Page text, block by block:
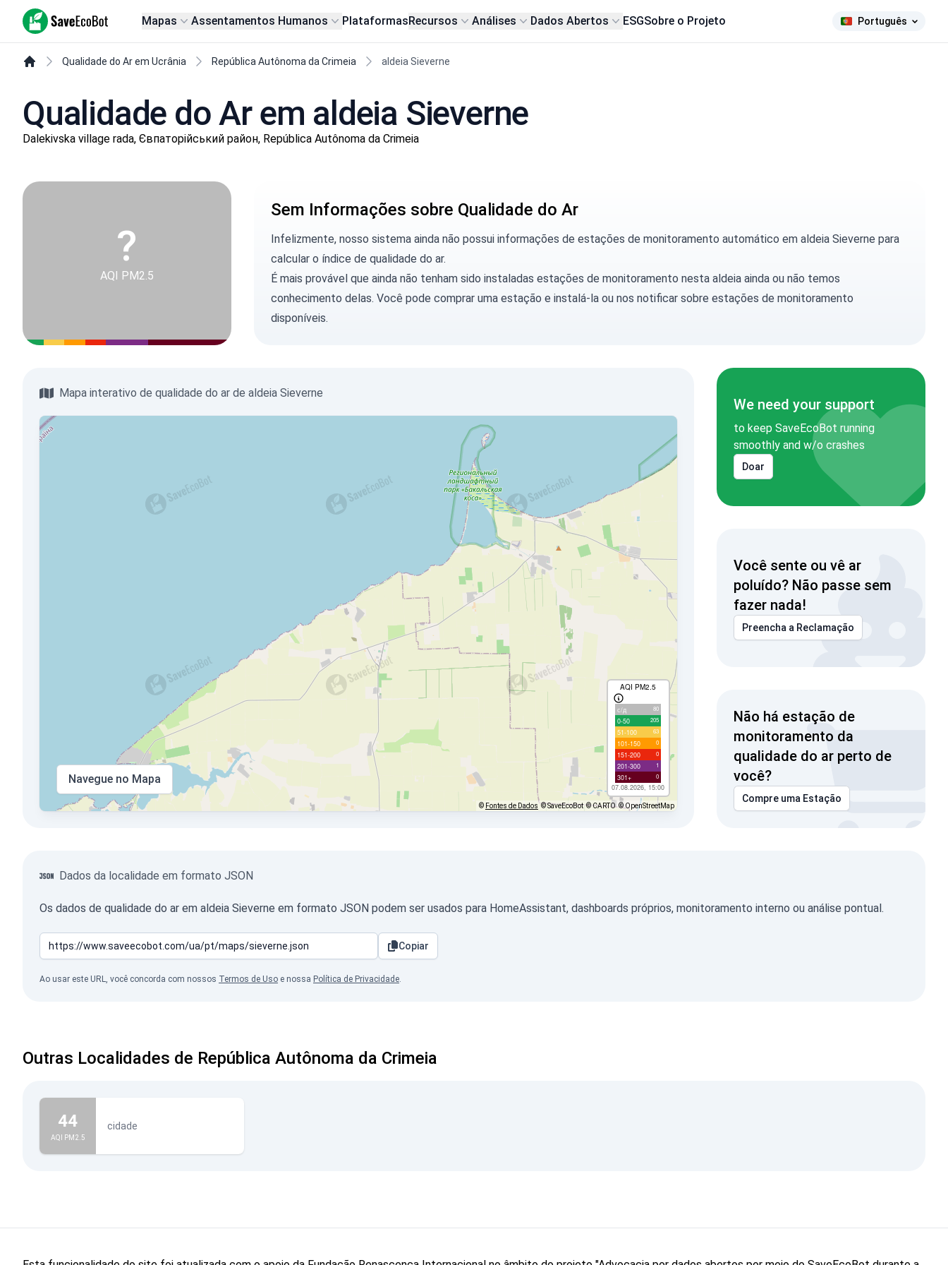
SaveEcoBot Mapas Assentamentos Humanos PlataformasRecursos Análises Dados Abertos ESGSobre o Projeto Português
Qualidade do Ar em Ucrânia República Autônoma da Crimeia aldeia Sieverne
Qualidade do Ar em aldeia Sieverne
Dalekivska village rada, Євпаторійський район, República Autônoma da Crimeia
?
AQI PM2.5
Sem Informações sobre Qualidade do Ar
Infelizmente, nosso sistema ainda não possui informações de estações de monitoramento automático em aldeia Sieverne para
calcular o índice de qualidade do ar.
É mais provável que ainda não tenham sido instaladas estações de monitoramento nesta aldeia ainda ou não temos
conhecimento delas. Você pode comprar uma estação e instalá-la ou nos notificarsobre estações de monitoramento
disponíveis.
Mapa interativo de qualidade do ar de aldeia Sieverne
AQI PM2.5
с/д 80
0-50 205
51-100 63
101-150 0
151-200 0
201-300 1
301+ 0
07.08.2026, 15:00
Navegue no Mapa
© Fontes de Dados © SaveEcoBot © CARTO © OpenStreetMap
We need your support
to keep SaveEcoBot running
smoothly and w/o crashes
Doar
Você sente ou vê ar
poluído? Não passe sem
fazer nada!
Preencha a Reclamação
Não há estação de
monitoramento da
qualidade do ar perto de
você?
Compre uma Estação
Dados da localidade em formato JSON
Os dados de qualidade do ar em aldeia Sieverne em formato JSON podem ser usados para HomeAssistant, dashboards próprios, monitoramento interno ou análise pontual.
Copiar
Ao usar este URL, você concorda com nossos Termos de Uso e nossa Política de Privacidade.
Outras Localidades de República Autônoma da Crimeia
44
AQI PM2.5
cidade